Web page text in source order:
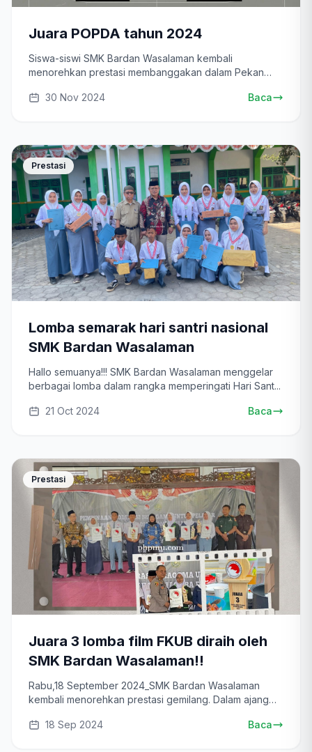
Juara POPDA tahun 2024
Siswa-siswi SMK Bardan Wasalaman kembali
menorehkan prestasi membanggakan dalam Pekan
30 Nov 2024
Baca
Prestasi
Lomba semarak hari santri nasional
SMK Bardan Wasalaman
Hallo semuanya!!! SMK Bardan Wasalaman menggelar
berbagai lomba dalam rangka memperingati Hari Sant...
21 Oct 2024 Baca
Prestasi
Juara 3 lomba film FKUB diraih oleh
SMK Bardan Wasalaman!!
Rabu,18 September 2024_SMK Bardan Wasalaman
kembali menorehkan prestasi gemilang. Dalam ajang
18 Sep 2024
Baca